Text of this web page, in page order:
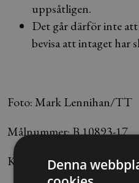
uppsåtligen.
Det går därför inte
bevisa att intaget har
Foto: Mark Lennihan/TT
Målnummer: B 10893-17
Källa:
Nyhetsbyrån
Denna